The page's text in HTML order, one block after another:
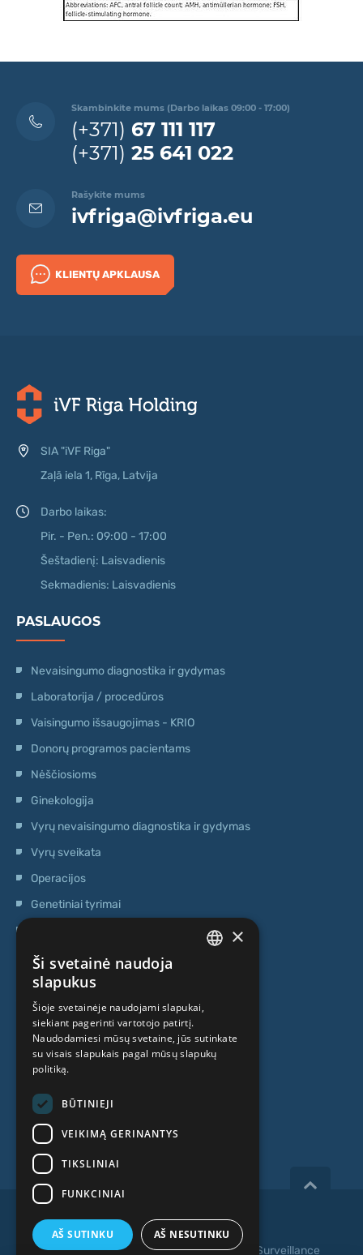
Skambinkite mums (Darbo laikas 09:00 - 17:00)
(+371) 67 111 117
(+371) 25 641 022
Rašykite mums
ivfriga@ivfriga.eu
KLIENTŲ APKLAUSA
SIA "iVF Riga"
Zaļā iela 1, Rīga, Latvija
Darbo laikas:
Pir. - Pen.: 09:00 - 17:00
Šeštadienį: Laisvadienis
Sekmadienis: Laisvadienis
PASLAUGOS
Nevaisingumo diagnostika ir gydymas
Laboratorija / procedūros
Vaisingumo išsaugojimas - KRIO
Donorų programos pacientams
Nėščiosioms
Ginekologija
Vyrų nevaisingumo diagnostika ir gydymas
Vyrų sveikata
Operacijos
Genetiniai tyrimai
Kamieninių ląstelių centras
Kas mes esame
Specialistai
Kainos
Kontaktai
Copyright 2026, iVF Riga.
Privatumo politika | Terminai ir sąlygos | Video Surveillance
LITHUANIAN
×
Ši svetainė naudoja
slapukus
Šioje svetainėje naudojami slapukai,
siekiant pagerinti vartotojo patirtį.
Naudodamiesi mūsų svetaine, jūs sutinkate
su visais slapukais pagal mūsų slapukų
politiką.
BŪTINIEJI
VEIKIMĄ GERINANTYS
TIKSLINIAI
FUNKCINIAI
AŠ SUTINKU AŠ NESUTINKU